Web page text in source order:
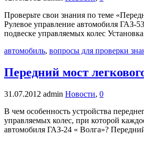
Проверьте свои знания по теме
Рулевое управление автомобиля ГАЗ-
подвеске управляемых колес
автомобиль, вопросы для проверки
Передний мост
31.07.2012 admin Новости, 0
В чем особенность устройства
управляемых колес, при которой
автомобиля ГАЗ-24 « Волга»?